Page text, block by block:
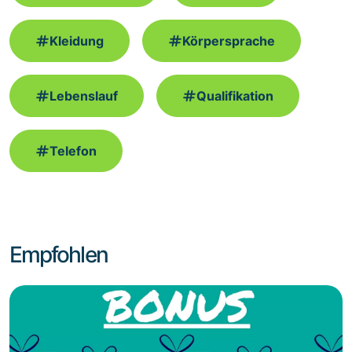
Kleidung Körpersprache
Lebenslauf Qualifikation
Telefon
Empfohlen